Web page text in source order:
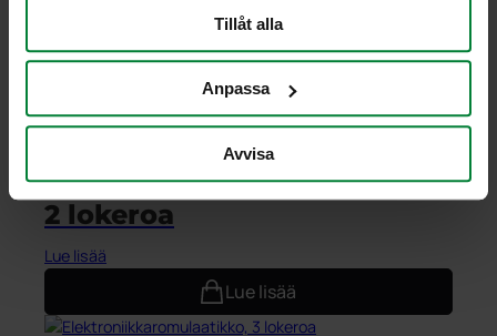
Tillåt alla
Anpassa
Avvisa
Flip Lid – kaksiosainen kansi
Lue lisää
Elektroniikkaromulaatikko,
2 lokeroa
Lue lisää
Lue lisää